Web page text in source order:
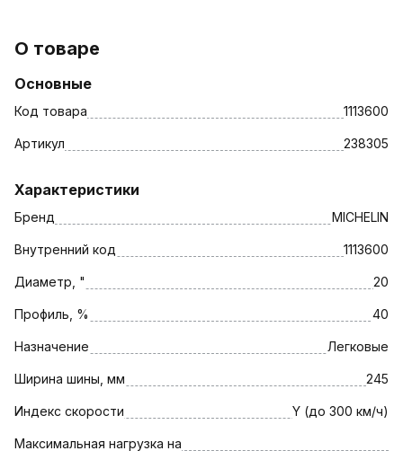
О товаре
Основные
Код товара 1113600
Артикул 238305
Характеристики
Бренд MICHELIN
Внутренний код 1113600
Диаметр, " 20
Профиль, % 40
Назначение Легковые
Ширина шины, мм 245
Индекс скорости Y (до 300 км/ч)
Максимальная нагрузка на